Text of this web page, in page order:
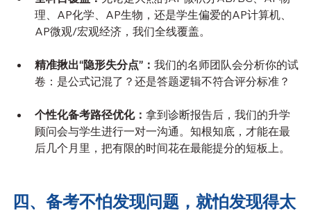
理、AP化学、AP生物，还是学生偏爱的AP计算机、
AP微观/宏观经济，我们全线覆盖。
精准揪出“隐形失分点”： 我们的名师团队会分析你的试
卷：是公式记混了？还是答题逻辑不符合评分标准？
个性化备考路径优化： 拿到诊断报告后，我们的升学
顾问会与学生进行一对一沟通。知根知底，才能在最
后几个月里，把有限的时间花在最能提分的短板上。
四、备考不怕发现问题，就怕发现得太